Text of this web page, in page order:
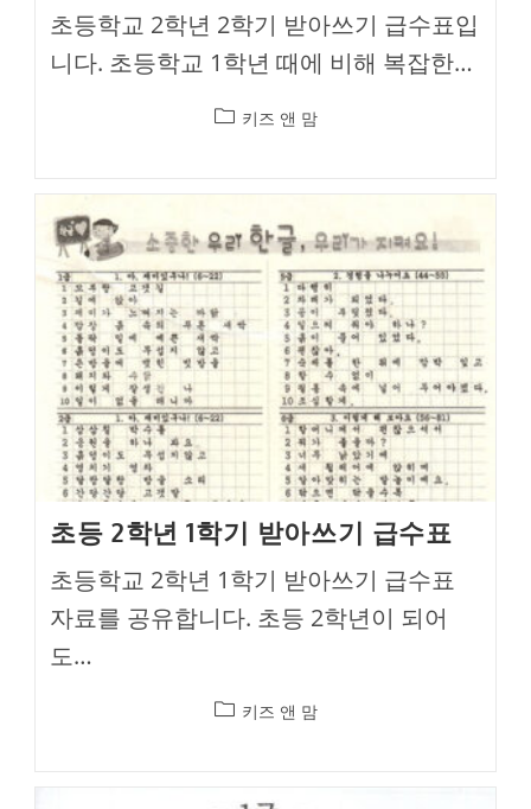
초등학교 2학년 2학기 받아쓰기 급수표입
니다. 초등학교 1학년 때에 비해 복잡한…
Post키즈 앤 맘
초등 2학년 1학기 받아쓰기 급수표
초등학교 2학년 1학기 받아쓰기 급수표
자료를 공유합니다. 초등 2학년이 되어
도…
Post키즈 앤 맘